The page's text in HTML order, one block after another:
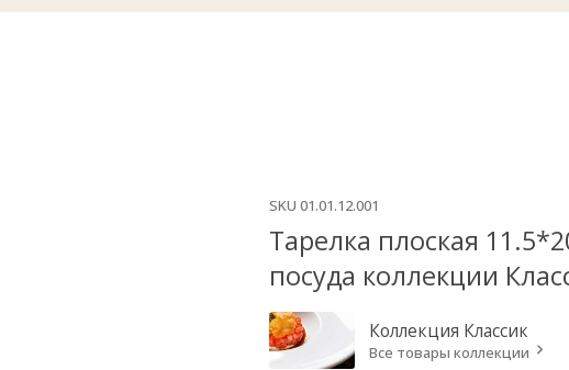
SKU 01.01.12.001
Тарелка плоская
посуда коллекции
Коллекция Классик
Все товары коллекции